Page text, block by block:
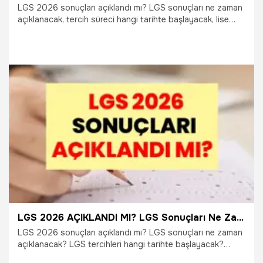
LGS 2026 sonuçları açıklandı mı? LGS sonuçları ne zaman
açıklanacak, tercih süreci hangi tarihte başlayacak, lise
açıklandı mı?”, “LGS sonuçları hangi gün belli olacak?”,
“LGS tercihleri ne zaman başlayacak?” ve “Yerleştirme
sonuçları ne zaman açıklanacak?” soruları araştırılıyor. Milli
Eğitim Bakanlığı tarafından yayımlanan takvimle birlikte
sonuç, tercih, yerleştirme ve nakil süreçlerine ilişkin tarihler
netleşti. İşte öğrencilerin merak ettiği tüm detaylar...
9.07.2026 Gündem
LGS 2026 AÇIKLANDI MI? LGS Sonuçları Ne Zaman Açıklanacak? LGS Tercihleri Ne Zaman Başlıyor? İşte LGS Sonuç Sorgulama Detayları
LGS 2026 sonuçları açıklandı mı? LGS sonuçları ne zaman
açıklanacak? LGS tercihleri hangi tarihte başlayacak?